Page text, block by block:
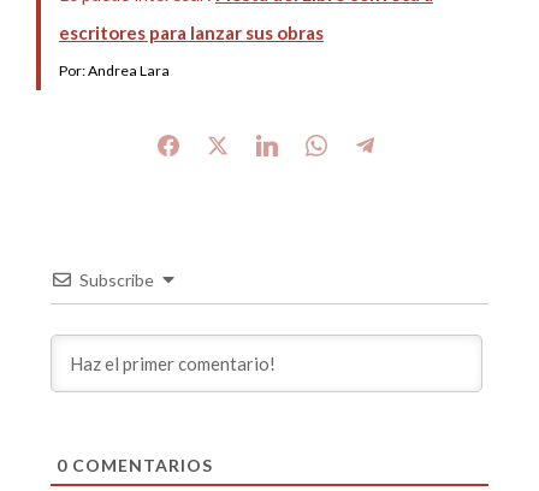
escritores para lanzar sus obras
Por: Andrea Lara
Subscribe
0COMENTARIOS